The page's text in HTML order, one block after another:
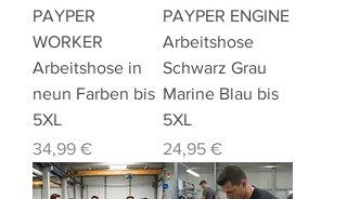
PAYPER
WORKER
Arbeitshose in
neun Farben bis
5XL
Preis
34,99 €
PAYPER ENGINE
Arbeitshose
Schwarz Grau
Marine Blau bis
5XL
Preis
24,95 €